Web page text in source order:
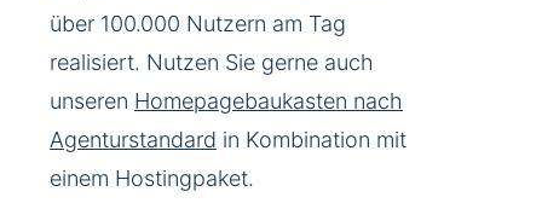
über 100.000 Nutzern am Tag
realisiert. Nutzen Sie gerne auch
unseren Homepagebaukasten nach
Agenturstandard in Kombination mit
einem Hostingpaket.